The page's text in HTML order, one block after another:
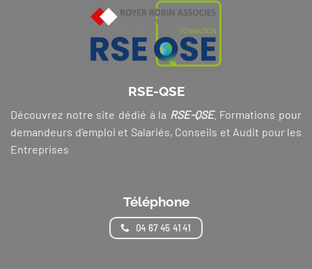
RSE-QSE
Découvrez notre site dédié à la RSE-QSE. Formations pour
demandeurs d’emploi et Salariés, Conseils et Audit pour les
Entreprises
Téléphone
04 67 45 41 41